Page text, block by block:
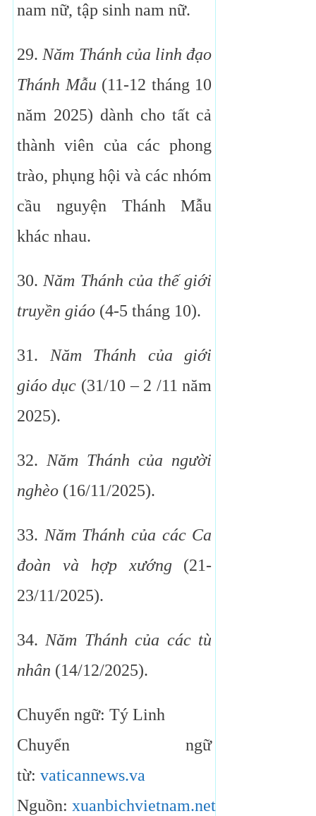
nam nữ, tập sinh nam nữ.
29.Năm Thánh của linh đạo
Thánh Mẫu (11-12 tháng 10
năm 2025) dành cho tất cả
thành viên của các phong
trào, phụng hội và các nhóm
cầu nguyện Thánh Mẫu
khác nhau.
30.Năm Thánh của thế giới
truyền giáo(4-5 tháng 10).
31. Năm Thánh của giới
giáo dục (31/10 – 2 /11 năm
2025).
32.Năm Thánh của người
nghèo(16/11/2025).
33. Năm Thánh của các Ca
đoàn và hợp xướng(21-
23/11/2025).
34.Năm Thánh của các tù
nhân (14/12/2025).
Chuyển ngữ: Tý Linh
Chuyển ngữ
từ: vaticannews.va
Nguồn: xuanbichvietnam.net